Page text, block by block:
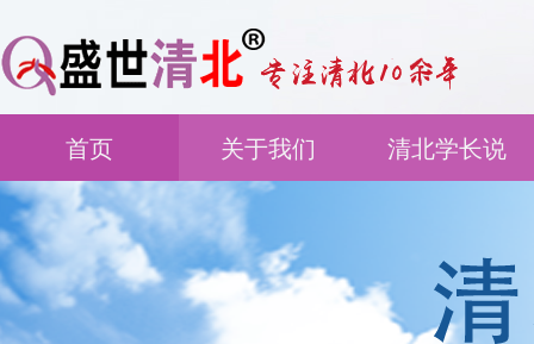
首页 关于我们 清北学长说